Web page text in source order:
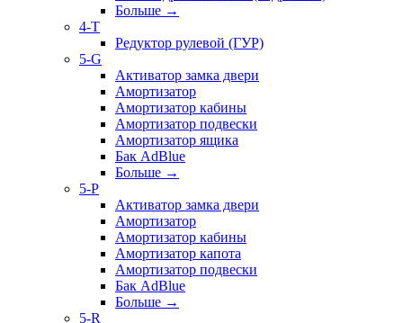
Больше →
4-T
Редуктор рулевой (ГУР)
5-G
Активатор замка двери
Амортизатор
Амортизатор кабины
Амортизатор подвески
Амортизатор ящика
Бак AdBlue
Больше →
5-P
Активатор замка двери
Амортизатор
Амортизатор кабины
Амортизатор капота
Амортизатор подвески
Бак AdBlue
Больше →
5-R